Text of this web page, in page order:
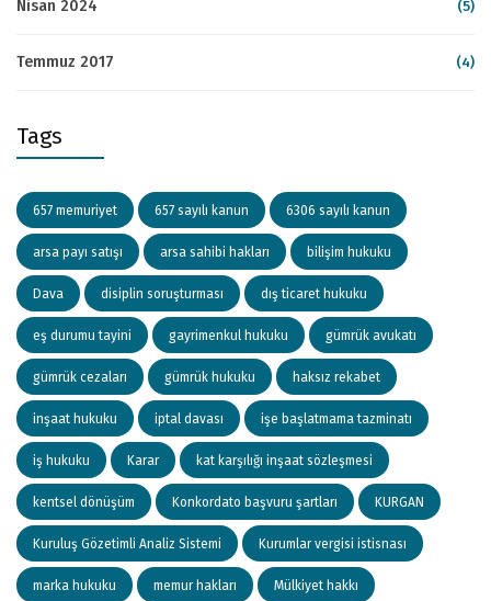
Nisan 2024 (5)
Temmuz 2017 (4)
Tags
657 memuriyet 657 sayılı kanun 6306 sayılı kanun
arsa payı satışı arsa sahibi hakları bilişim hukuku
Dava disiplin soruşturması dış ticaret hukuku
eş durumu tayini gayrimenkul hukuku gümrük avukatı
gümrük cezaları gümrük hukuku haksız rekabet
inşaat hukuku iptal davası işe başlatmama tazminatı
iş hukuku Karar kat karşılığı inşaat sözleşmesi
kentsel dönüşüm Konkordato başvuru şartları KURGAN
Kuruluş Gözetimli Analiz Sistemi Kurumlar vergisi istisnası
marka hukuku memur hakları Mülkiyet hakkı